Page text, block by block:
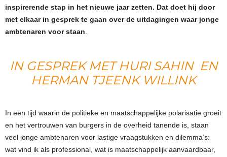
inspirerende stap in het nieuwe jaar zetten. Dat doet hij door
met elkaar in gesprek te gaan over de uitdagingen waar jonge
ambtenaren voor staan.
IN GESPREK MET HURI SAHIN EN
HERMAN TJEENK WILLINK
In een tijd waarin de politieke en maatschappelijke polarisatie groeit
en het vertrouwen van burgers in de overheid tanende is, staan
veel jonge ambtenaren voor lastige vraagstukken en dilemma’s:
wat vind ik als professional, wat is maatschappelijk aanvaardbaar,